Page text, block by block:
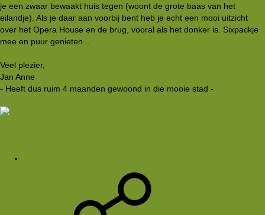
je een zwaar bewaakt huis tegen (woont de grote baas van het
eilandje). Als je daar aan voorbij bent heb je echt een mooi uitzicht
over het Opera House en de brug, vooral als het donker is. Sixpackje
mee en puur genieten...
Veel plezier,
Jan Anne
- Heeft dus ruim 4 maanden gewoond in die mooie stad -